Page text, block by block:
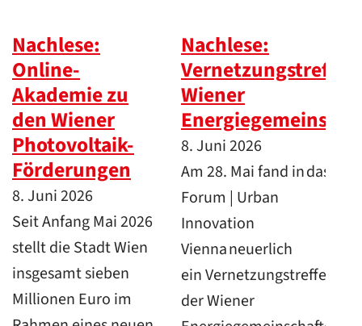
Nachlese:
Online-
Akademie zu
den Wiener
Photovoltaik-
Förderungen
8. Juni 2026
Seit Anfang Mai 2026
stellt die Stadt Wien
insgesamt sieben
Millionen Euro im
Nachlese:
Wiener
8. Juni 2026
Am 28. Mai fand in das
Forum | Urban
Innovation
Vienna neuerlich
ein Vernetzungstreffen
der Wiener